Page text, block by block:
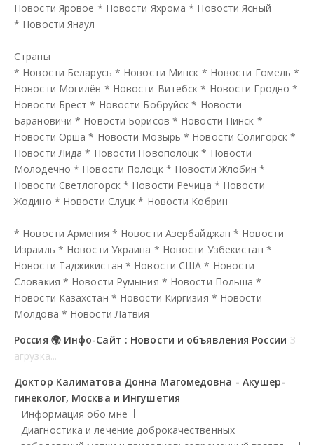
Новости Яровое * Новости Яхрома * Новости Ясный
* Новости Янаул
Страны
* Новости Беларусь * Новости Минск * Новости Гомель *
Новости Могилёв * Новости Витебск * Новости Гродно *
Новости Брест * Новости Бобруйск * Новости
Барановичи * Новости Борисов * Новости Пинск *
Новости Орша * Новости Мозырь * Новости Солигорск*
Новости Лида * Новости Новополоцк * Новости
Молодечно * Новости Полоцк* Новости Жлобин *
Новости Светлогорск* Новости Речица * Новости
Жодино * Новости Слуцк * Новости Кобрин
* Новости Армения * Новости Азербайджан * Новости
Израиль * Новости Украина * Новости Узбекистан *
Новости Таджикистан * Новости США * Новости
Словакия * Новости Румыния * Новости Польша *
Новости Казахстан * Новости Киргизия * Новости
Молдова * Новости Латвия
Россия 🌍 Инфо-Сайт : Новости и объявления России З
агрузка...
Доктор Калиматова Донна Магомедовна - Акушер-
гинеколог, Москва и Ингушетия
Информация обо мне
Диагностика и лечение доброкачественных